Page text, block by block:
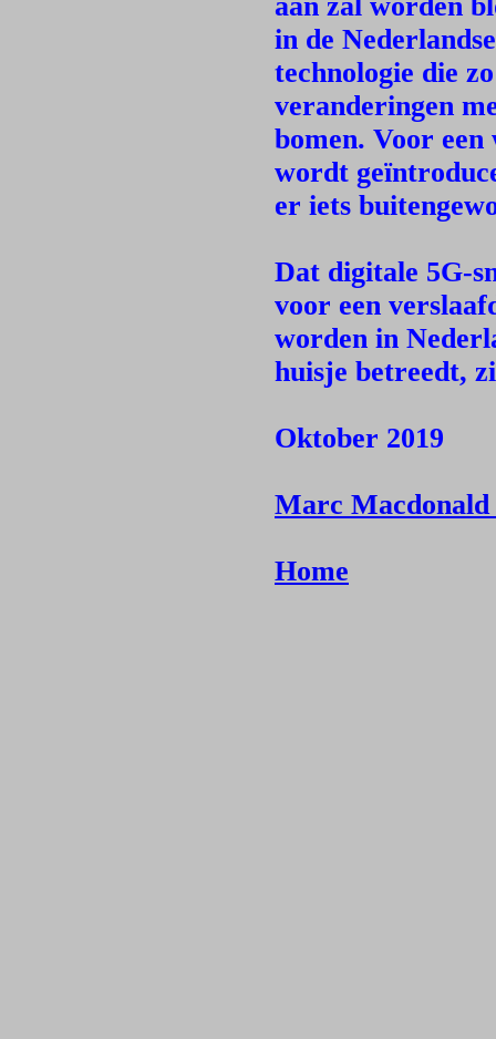
in de
technologie die
veranderingen
bomen. Voor
wordt
er iets
Dat digitale 5G-
voor een
worden in
huisje betreedt,
Oktober 2019
Marc
Home